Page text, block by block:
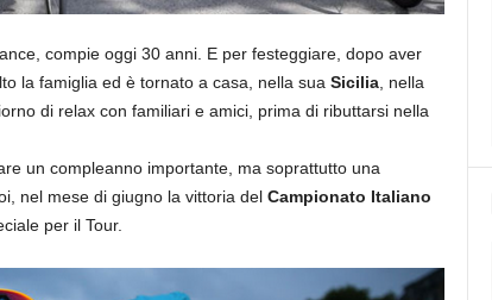
compie oggi 30 anni. E per festeggiare, dopo aver
la famiglia ed è tornato a casa, nella sua Sicilia, nella
di relax con familiari e amici, prima di ributtarsi nella
un compleanno importante, ma soprattutto una
nel mese di giugno la vittoria del Campionato Italiano
per il Tour.